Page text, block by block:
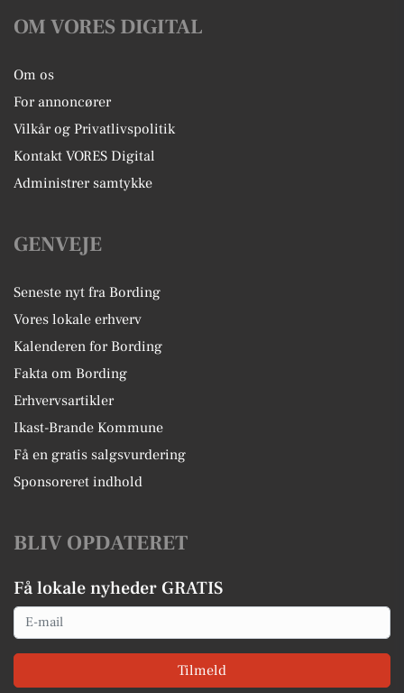
OM VORES DIGITAL
Om os
For annoncører
Vilkår og Privatlivspolitik
Kontakt VORES Digital
Administrer samtykke
GENVEJE
Seneste nyt fra Bording
Vores lokale erhverv
Kalenderen for Bording
Fakta om Bording
Erhvervsartikler
Ikast-Brande Kommune
Få en gratis salgsvurdering
Sponsoreret indhold
BLIV OPDATERET
Få lokale nyheder GRATIS
Email
Tilmeld